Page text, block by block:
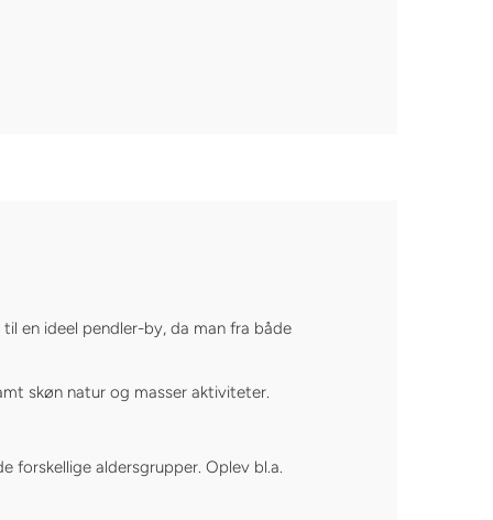
en ideel pendler-by, da man fra både
skøn natur og masser aktiviteter.
aldersgrupper. Oplev bl.a.